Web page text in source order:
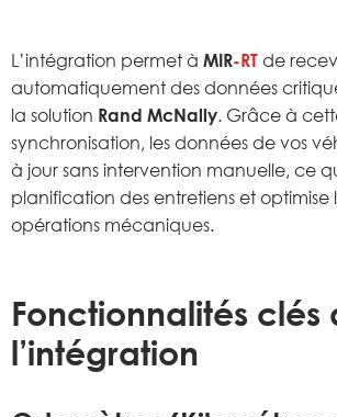
L’intégration permet à MIR-RT de
automatiquement des données
la solution Rand McNally. Grâce à
synchronisation, les données de vos
à jour sans intervention manuelle, ce
planification des entretiens et optimise
opérations mécaniques.
Fonctionnalités clés
l’intégration